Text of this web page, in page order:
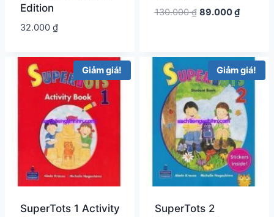
Edition
32.000 ₫
130.000₫ Giá
89.000₫Giá
89.000
Giảm giá!
SuperTots 1 Activity
Giảm giá!
SuperTots 2